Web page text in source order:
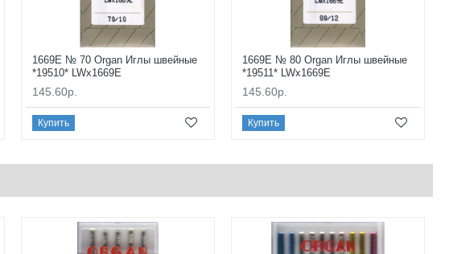
1669E № 70 Organ Иглы швейные
*19510* LWx1669E
145.60р.
Купить
1669E № 80 Organ Иглы швейные
*19511* LWx1669E
145.60р.
Купить